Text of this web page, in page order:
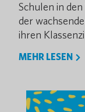
Schulen in
der
ihren
MEHR LESEN